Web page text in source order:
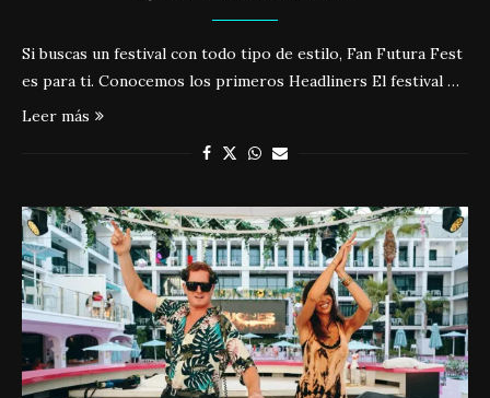
Si buscas un festival con todo tipo de estilo, Fan Futura Fest
es para ti. Conocemos los primeros Headliners El festival …
Leer más